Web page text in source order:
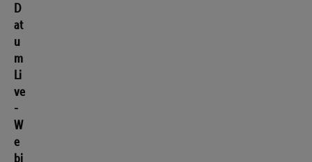
D
at
u
m
Li
ve
-
W
e
bi